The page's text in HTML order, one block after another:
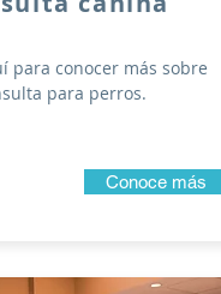
para conocer más sobre
para perros.
Conoce más